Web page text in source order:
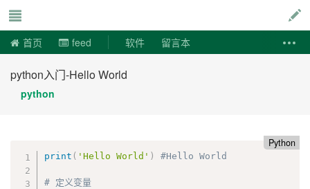
首页 feed 软件 留言本
python入门-Hello World
python
Python
print ( 'Hello World' ) #Hello World
# 定义变量